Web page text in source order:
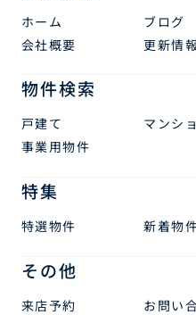
ホーム ブログ
会社概要
更新情報
物件検索
戸建て マンシ
事業用物件
特集
特選物件 新着物
その他
来店予約 お問い